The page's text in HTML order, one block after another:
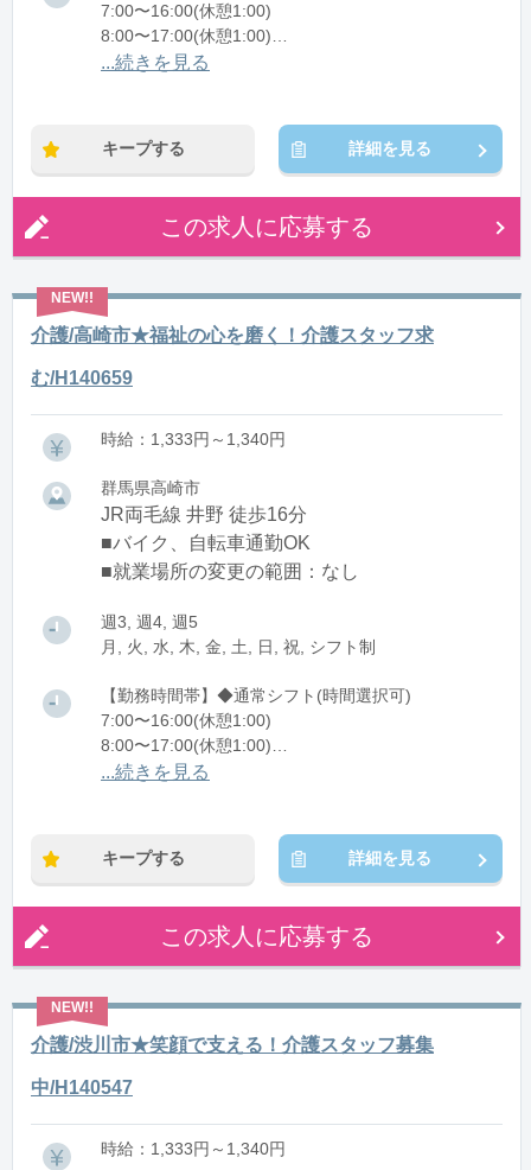
7:00〜16:00(休憩1:00)
8:00〜17:00(休憩1:00)
12:00〜21:00(休憩1:00)
...続きを見る
キープする 詳細を見る
この求人に応募する
介護/高崎市★福祉の心を磨く！介護スタッフ求
む/H140659
時給：1,333円～1,340円
群馬県高崎市
JR両毛線 井野 徒歩16分
■バイク、自転車通勤OK
■就業場所の変更の範囲：なし
週3, 週4, 週5
月, 火, 水, 木, 金, 土, 日, 祝, シフト制
【勤務時間帯】◆通常シフト(時間選択可)
7:00〜16:00(休憩1:00)
8:00〜17:00(休憩1:00)
12:00〜21:00(休憩1:00)
...続きを見る
キープする 詳細を見る
この求人に応募する
介護/渋川市★笑顔で支える！介護スタッフ募集
中/H140547
時給：1,333円～1,340円